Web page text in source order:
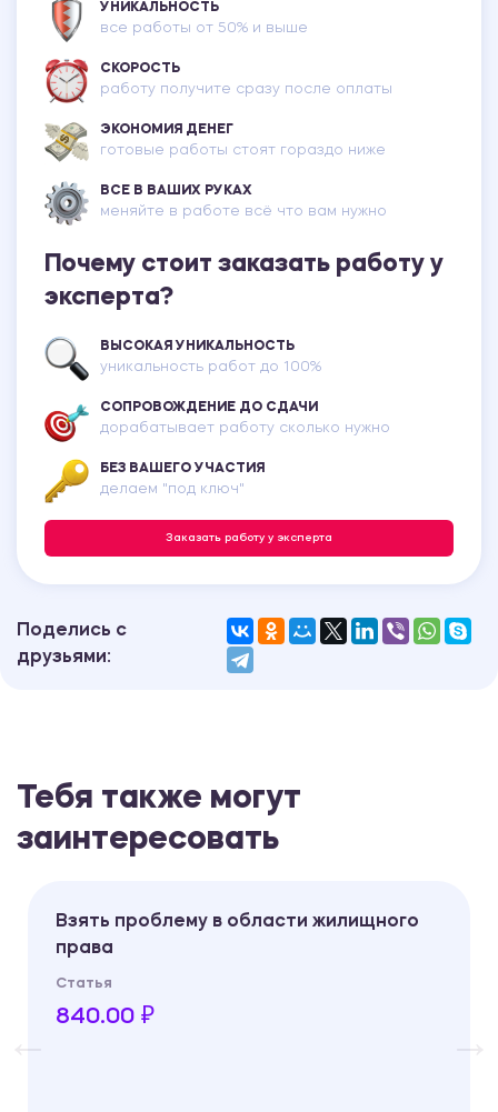
УНИКАЛЬНОСТЬ
все работы от 50% и выше
СКОРОСТЬ
работу получите сразу после оплаты
ЭКОНОМИЯ ДЕНЕГ
готовые работы стоят гораздо ниже
ВСЕ В ВАШИХ РУКАХ
меняйте в работе всё что вам нужно
Почему стоит заказать работу у
эксперта?
ВЫСОКАЯ УНИКАЛЬНОСТЬ
уникальность работ до 100%
СОПРОВОЖДЕНИЕ ДО СДАЧИ
дорабатывает работу сколько нужно
БЕЗ ВАШЕГО УЧАСТИЯ
делаем "под ключ"
Заказать работу у эксперта
Поделись с
друзьями:
Тебя также могут
заинтересовать
Взять проблему в области жилищного
права
Статья
840.00 ₽